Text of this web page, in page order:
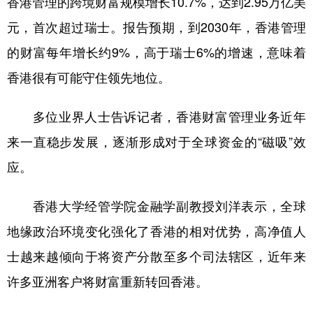
元，首次超过瑞士。报告预期，到2030年，香港管理
的财富每年增长约9%，高于瑞士6%的增速，意味着
香港很有可能守住领先地位。
多位业界人士告诉记者，香港财富管理业务近年
来一直稳步发展，逐渐形成对于全球资金的“磁吸”效
应。
香港大学经管学院金融学副教授刘洋表示，全球
地缘政治环境变化强化了香港的相对优势，高净值人
士越来越倾向于将资产分散至多个司法辖区，近年来
许多亚洲客户将财富重新转回香港。